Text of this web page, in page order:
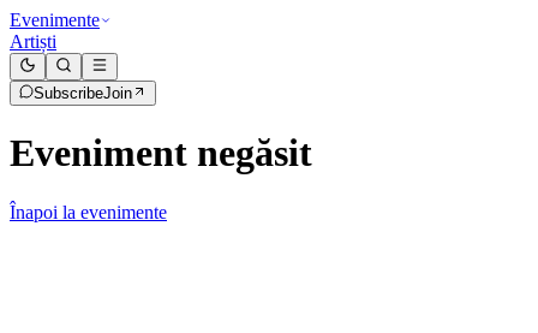
Evenimente
Artiști
SubscribeJoin
Eveniment negăsit
Înapoi la evenimente